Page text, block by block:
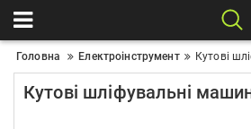
Головна Електроінструмент Кутові
Кутові шліфувальні